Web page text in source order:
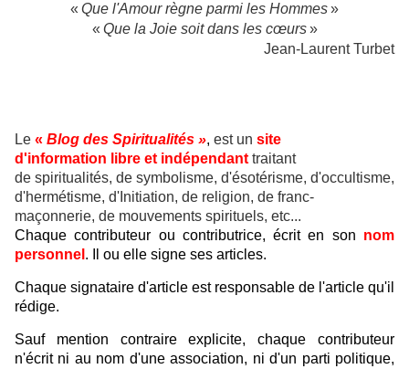
« Que l'Amour règne parmi les Hommes»
« Que la Joie soit dans les cœurs»
Jean-Laurent Turbet
Le « Blog des Spiritualités », est un site
d'information libre et indépendant traitant
de spiritualités, de symbolisme, d'ésotérisme, d'occultisme,
d'hermétisme, d'Initiation, de religion, de franc-
maçonnerie, de mouvements spirituels, etc...
Chaque contributeur ou contributrice, écrit en son nom
personnel . Il ou elle signe ses articles.
Chaque signataire d'article est responsable de l'article qu'il
rédige.
Sauf mention contraire explicite, chaque contributeur
n'écrit ni au nom d'une association, ni d'un parti politique,